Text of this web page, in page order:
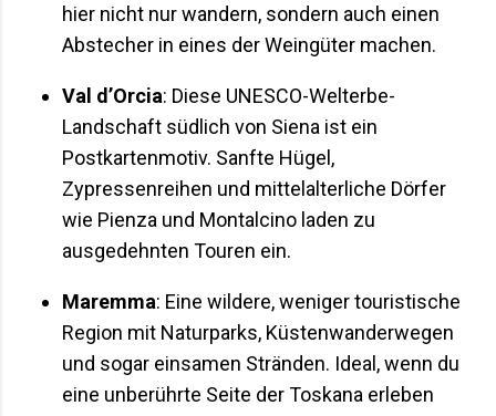
hier nicht nur wandern, sondern auch einen
Abstecher in eines der Weingüter machen.
Val d’Orcia: Diese UNESCO-Welterbe-
Landschaft südlich von Siena ist ein
Postkartenmotiv. Sanfte Hügel,
Zypressenreihen und mittelalterliche Dörfer
wie Pienza und Montalcino laden zu
ausgedehnten Touren ein.
Maremma: Eine wildere, weniger touristische
Region mit Naturparks, Küstenwanderwegen
und sogar einsamen Stränden. Ideal, wenn du
eine unberührte Seite der Toskana erleben